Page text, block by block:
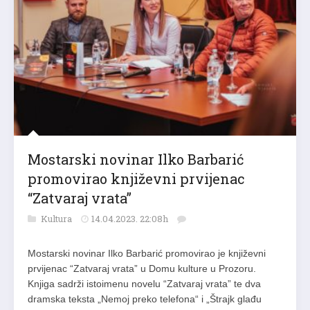
Mostarski novinar Ilko Barbarić
promovirao književni prvijenac
“Zatvaraj vrata”
Kultura 14.04.2023. 22:08h
Mostarski novinar Ilko Barbarić promovirao je književni
prvijenac “Zatvaraj vrata” u Domu kulture u Prozoru.
Knjiga sadrži istoimenu novelu “Zatvaraj vrata” te dva
dramska teksta „Nemoj preko telefona“ i „Štrajk glađu